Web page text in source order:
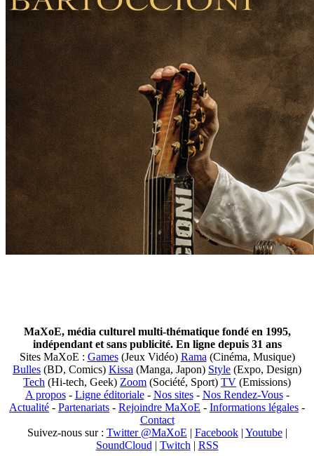
MaXoE, média culturel multi-thématique fondé en 1995,
indépendant et sans publicité. En ligne depuis 31 ans
Sites MaXoE : Games(Jeux Vidéo) Rama (Cinéma, Musique)
Bulles (BD, Comics) Kissa (Manga, Japon) Style (Expo, Design)
Tech (Hi-tech, Geek) Zoom (Société, Sport) TV (Emissions)
A propos- Ligne éditoriale- Nos sites- Nos Rendez-Vous-
Actualité - Partenariats - Rejoindre MaXoE - Informations légales -
Contact
Suivez-nous sur : Twitter @MaXoE | Facebook| Youtube|
SoundCloud | Twitch | RSS